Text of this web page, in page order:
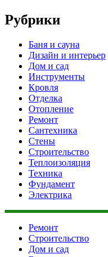
Рубрики
Баня и сауна
Дизайн и интерьер
Дом и сад
Инструменты
Кровля
Отделка
Отопление
Ремонт
Сантехника
Стены
Строительство
Теплоизоляция
Техника
Фундамент
Электрика
Ремонт
Строительство
Дом и сад